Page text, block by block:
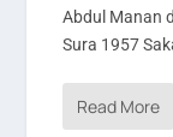
Abdul Manan
Sura 1957
Read More